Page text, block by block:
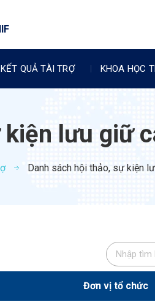
KẾT QUẢ TÀI TRỢ KHOA HỌC
lưu giữ
Danh sách hội thảo, sự kiện
Đơn vị tổ chức